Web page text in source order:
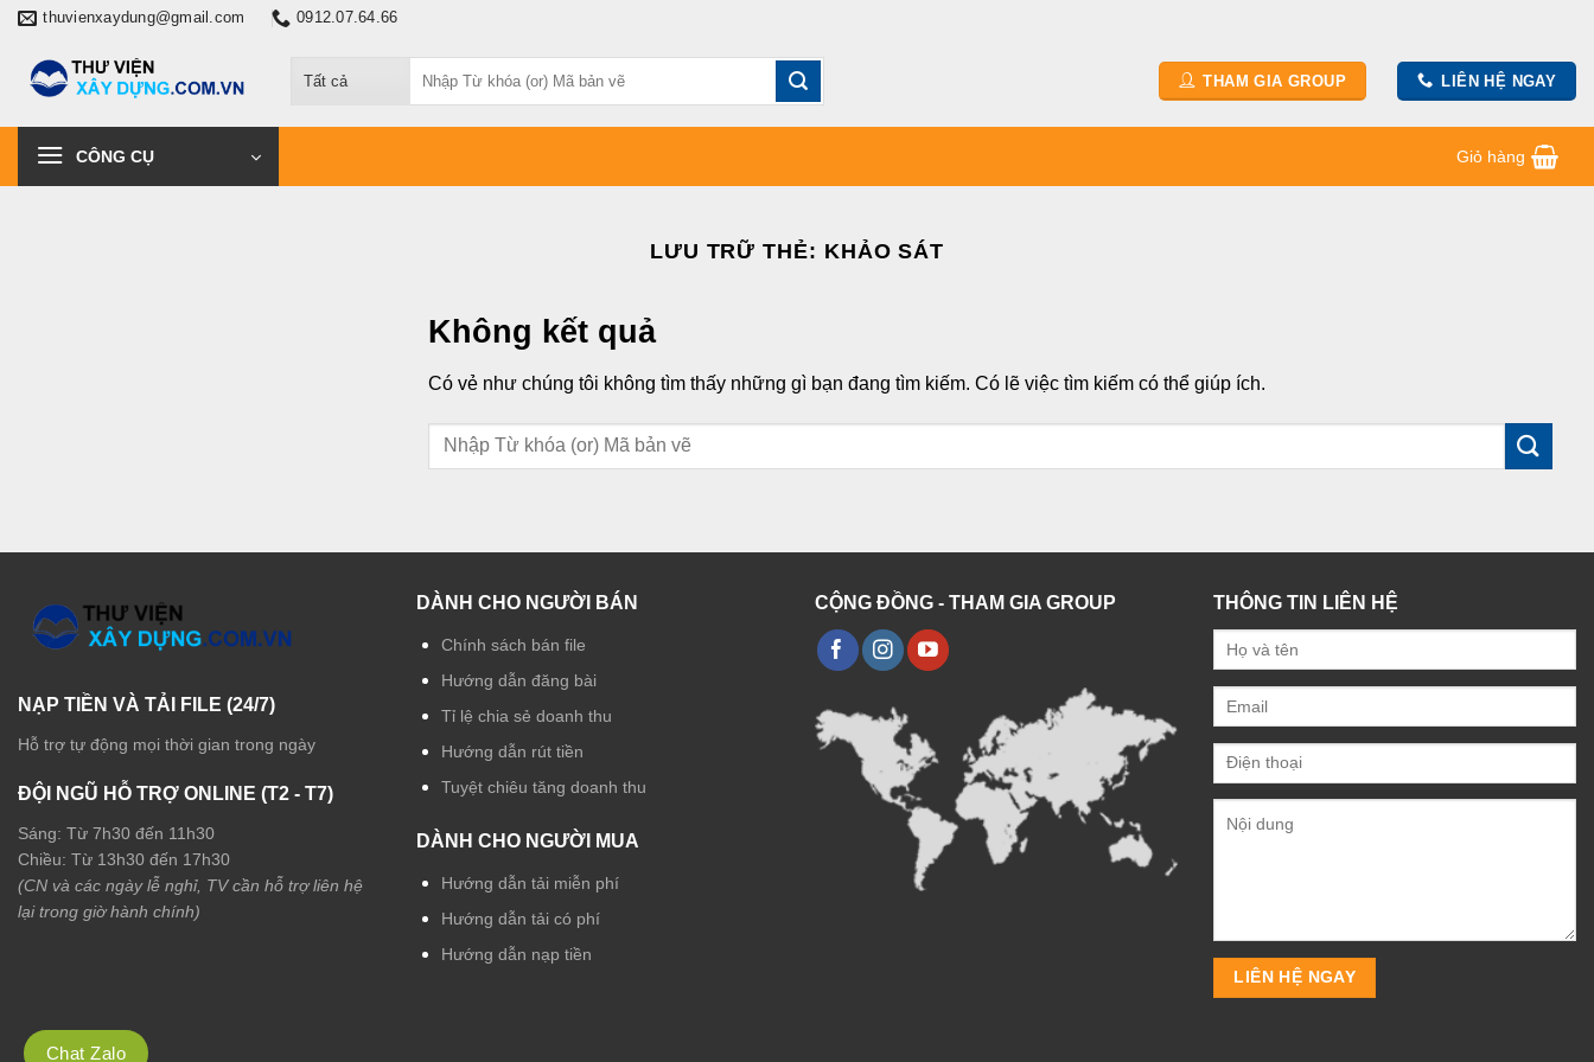
Chuyểnthuvienxaydung@gmail.com 0912.07.64.66
kiếm:
THAM GIA GROUP LIÊN HỆ NGAY
CÔNG CỤ Giỏ hàng
LƯU TRỮ THẺ: KHẢO SÁT
Không kết quả
Có vẻ như chúng tôi không tìm thấy những gì bạn đang tìm kiếm. Có lẽ việc tìm kiếm có thể giúp ích.
NẠP TIỀN VÀ TẢI FILE (24/7)
Hỗ trợ tự động mọi thời gian trong ngày
ĐỘI NGŨ HỖ TRỢ ONLINE (T2 - T7)
Sáng: Từ 7h30 đến 11h30
Chiều: Từ 13h30 đến 17h30
(CN và các ngày lễ nghỉ, TV cần hỗ trợ liên hệ
lại trong giờ hành chính)
DÀNH CHO NGƯỜI BÁN
Chính sách bán file
Hướng dẫn đăng bài
Tỉ lệ chia sẻ doanh thu
Hướng dẫn rút tiền
Tuyệt chiêu tăng doanh thu
DÀNH CHO NGƯỜI MUA
Hướng dẫn tải miễn phí
Hướng dẫn tải có phí
Hướng dẫn nạp tiền
CỘNG ĐỒNG - THAM GIA GROUP THÔNG TIN LIÊN HỆ
Chat Zalo